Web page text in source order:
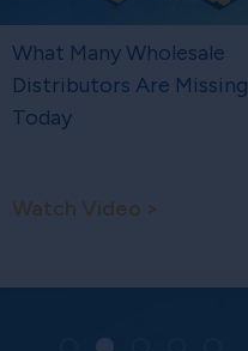
What Many Wholesale
Distributors Are Missing
Today
Watch Video >